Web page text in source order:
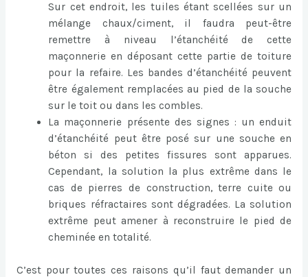
Sur cet endroit, les tuiles étant scellées sur un
mélange chaux/ciment, il faudra peut-être
remettre à niveau l’étanchéité de cette
maçonnerie en déposant cette partie de toiture
pour la refaire. Les bandes d’étanchéité peuvent
être également remplacées au pied de la souche
sur le toit ou dans les combles.
La maçonnerie présente des signes : un enduit
d’étanchéité peut être posé sur une souche en
béton si des petites fissures sont apparues.
Cependant, la solution la plus extrême dans le
cas de pierres de construction, terre cuite ou
briques réfractaires sont dégradées. La solution
extrême peut amener à reconstruire le pied de
cheminée en totalité.
C’est pour toutes ces raisons qu’il faut demander un